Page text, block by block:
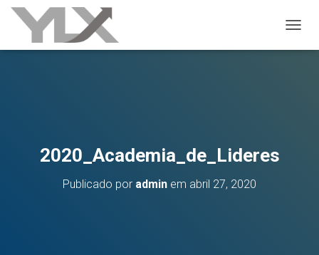
2020_Academia_de_Lideres
Publicado por admin em abril 27, 2020